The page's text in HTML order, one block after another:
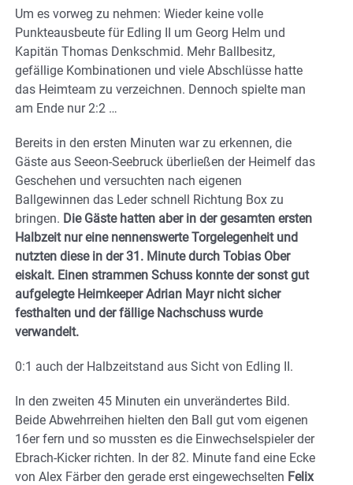
Um es vorweg zu nehmen: Wieder keine volle
Punkteausbeute für Edling II um Georg Helm und
Kapitän Thomas Denkschmid. Mehr Ballbesitz,
gefällige Kombinationen und viele Abschlüsse hatte
das Heimteam zu verzeichnen. Dennoch spielte man
am Ende nur 2:2 …
Bereits in den ersten Minuten war zu erkennen, die
Gäste aus Seeon-Seebruck überließen der Heimelf das
Geschehen und versuchten nach eigenen
Ballgewinnen das Leder schnell Richtung Box zu
bringen. Die Gäste hatten aber in der gesamten ersten
Halbzeit nur eine nennenswerte Torgelegenheit und
nutzten diese in der 31. Minute durch Tobias Ober
eiskalt. Einen strammen Schuss konnte der sonst gut
aufgelegte Heimkeeper Adrian Mayr nicht sicher
festhalten und der fällige Nachschuss wurde
verwandelt.
0:1 auch der Halbzeitstand aus Sicht von Edling II.
In den zweiten 45 Minuten ein unverändertes Bild.
Beide Abwehrreihen hielten den Ball gut vom eigenen
16er fern und so mussten es die Einwechselspieler der
Ebrach-Kicker richten. In der 82. Minute fand eine Ecke
von Alex Färber den gerade erst eingewechselten Felix